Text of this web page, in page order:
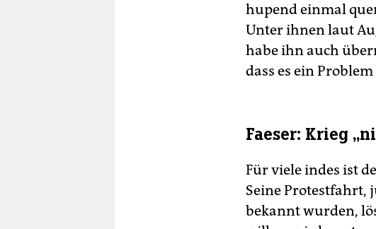
hupend einmal
Unter ihnen laut
habe ihn auch
dass es ein
Faeser: Krieg
Für viele indes ist
Seine Protestfahrt,
bekannt wurden,